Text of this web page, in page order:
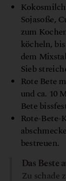
Sojasoße,
zum
köcheln,
dem
Sieb
Rote Bete
und ca. 10
Bete
Rote-Bete-
bestreuen.
Das Beste
Zu schade